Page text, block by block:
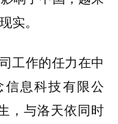
实。
工作的任力在中
信息科技有限公
，与洛天依同时